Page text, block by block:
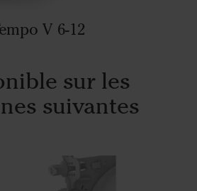
V 6-12
sur les
suivantes